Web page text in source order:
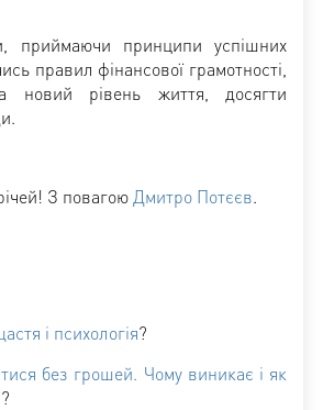
приймаючи принципи успішних
правил фінансової грамотності,
новий рівень життя, досягти
З повагою Дмитро Потєєв.
і психологія?
без грошей. Чому виникає і як
?